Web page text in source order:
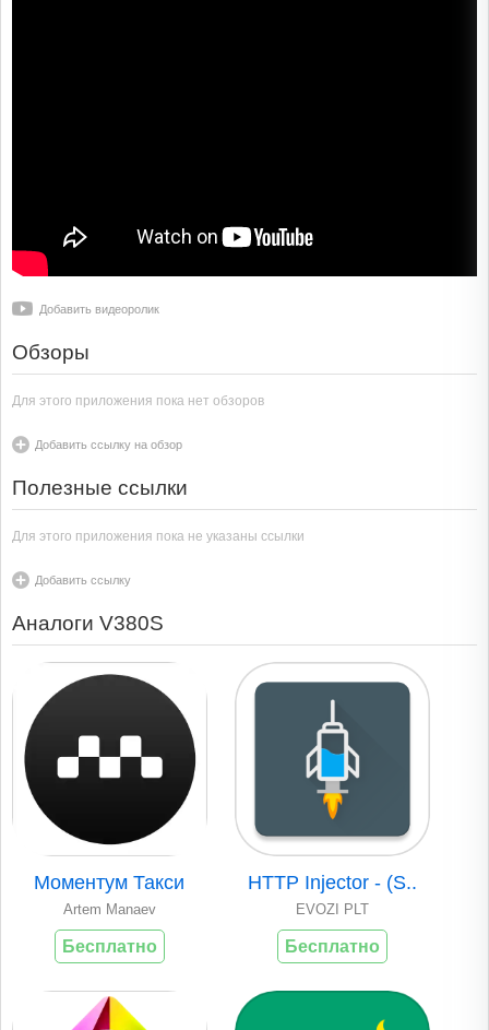
Добавить видеоролик
Обзоры
Для этого приложения пока нет обзоров
Добавить ссылку на обзор
Полезные ссылки
Для этого приложения пока не указаны ссылки
Добавить ссылку
Аналоги V380S
Моментум Такси
Artem Manaev
Бесплатно
HTTP Injector - (S..
EVOZI PLT
Бесплатно